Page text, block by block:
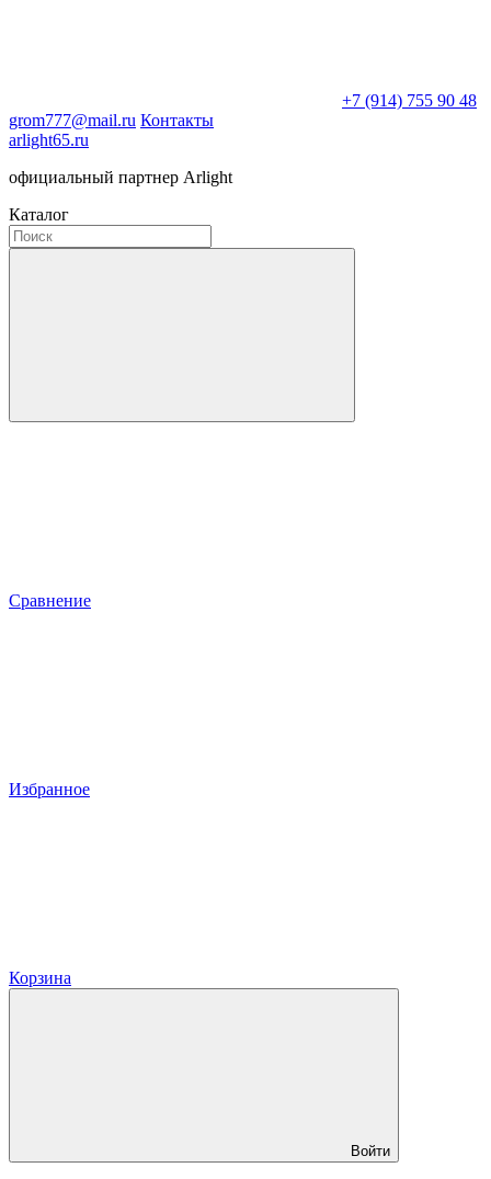
+7 (914) 755 90 48
grom777@mail.ru Контакты
arlight65.ru
официальный партнер Arlight
Каталог
Сравнение
Избранное
Корзина
Войти